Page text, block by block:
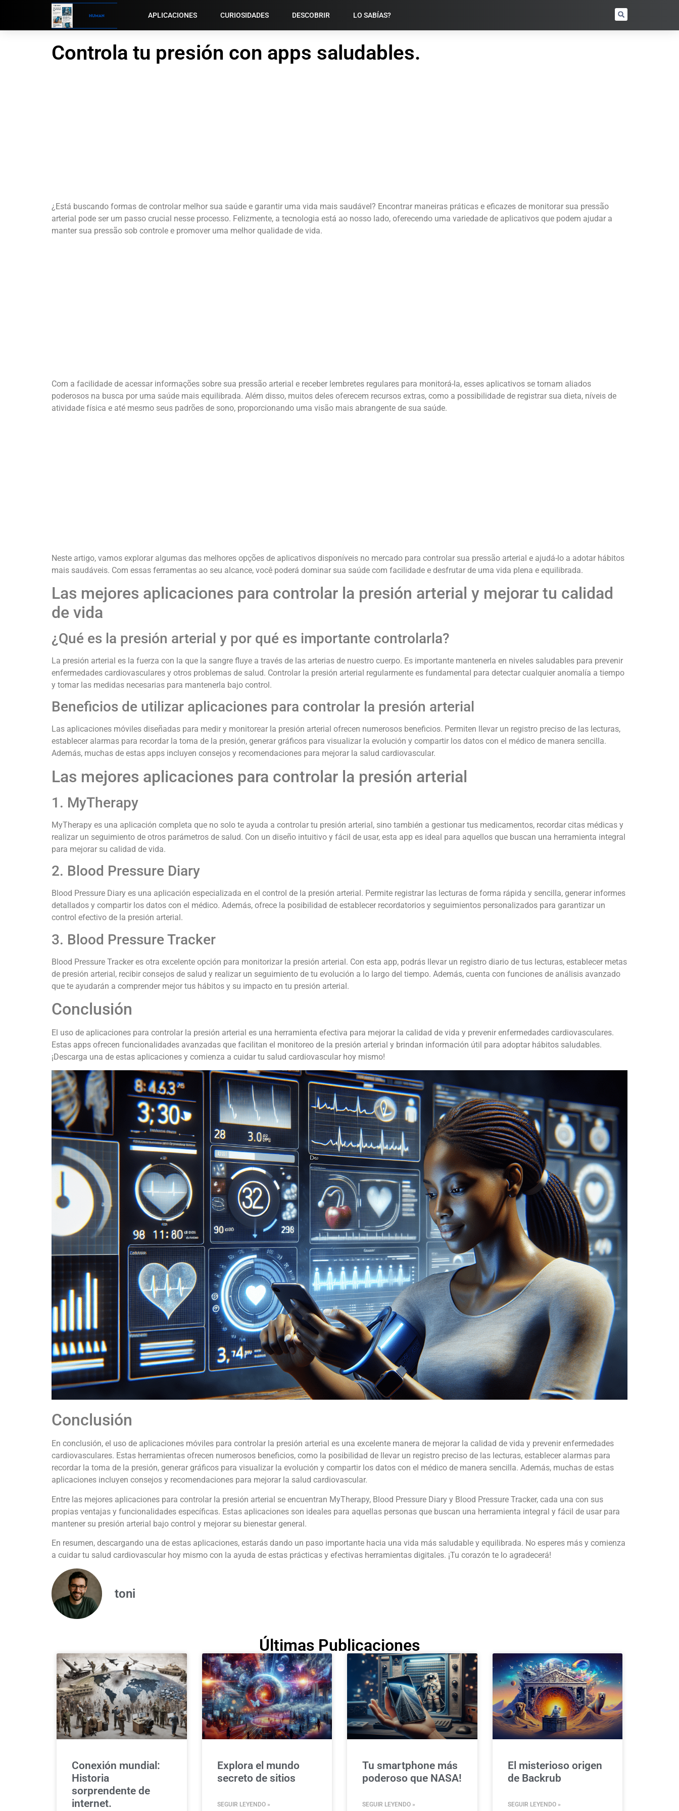
APLICACIONES CURIOSIDADES DESCOBRIR LO SABÍAS?
Controla tu presión con apps saludables.
¿Está buscando formas de controlar melhor sua saúde e garantir uma vida mais saudável? Encontrar maneiras práticas e eficazes de monitorar sua pressão
arterial pode ser um passo crucial nesse processo. Felizmente, a tecnologia está ao nosso lado, oferecendo uma variedade de aplicativos que podem ajudar a
manter sua pressão sob controle e promover uma melhor qualidade de vida.
Com a facilidade de acessar informações sobre sua pressão arterial e receber lembretes regulares para monitorá-la, esses aplicativos se tornam aliados
poderosos na busca por uma saúde mais equilibrada. Além disso, muitos deles oferecem recursos extras, como a possibilidade de registrar sua dieta, níveis de
atividade física e até mesmo seus padrões de sono, proporcionando uma visão mais abrangente de sua saúde.
Neste artigo, vamos explorar algumas das melhores opções de aplicativos disponíveis no mercado para controlar sua pressão arterial e ajudá-lo a adotar hábitos
mais saudáveis. Com essas ferramentas ao seu alcance, você poderá dominar sua saúde com facilidade e desfrutar de uma vida plena e equilibrada.
Las mejores aplicaciones para controlar la presión arterial y mejorar tu calidad
de vida
¿Qué es la presión arterial y por qué es importante controlarla?
La presión arterial es la fuerza con la que la sangre fluye a través de las arterias de nuestro cuerpo. Es importante mantenerla en niveles saludables para prevenir
enfermedades cardiovasculares y otros problemas de salud. Controlar la presión arterial regularmente es fundamental para detectar cualquier anomalía a tiempo
y tomar las medidas necesarias para mantenerla bajo control.
Beneficios de utilizar aplicaciones para controlar la presión arterial
Las aplicaciones móviles diseñadas para medir y monitorear la presión arterial ofrecen numerosos beneficios. Permiten llevar un registro preciso de las lecturas,
establecer alarmas para recordar la toma de la presión, generar gráficos para visualizar la evolución y compartir los datos con el médico de manera sencilla.
Además, muchas de estas apps incluyen consejos y recomendaciones para mejorar la salud cardiovascular.
Las mejores aplicaciones para controlar la presión arterial
1. MyTherapy
MyTherapy es una aplicación completa que no solo te ayuda a controlar tu presión arterial, sino también a gestionar tus medicamentos, recordar citas médicas y
realizar un seguimiento de otros parámetros de salud. Con un diseño intuitivo y fácil de usar, esta app es ideal para aquellos que buscan una herramienta integral
para mejorar su calidad de vida.
2. Blood Pressure Diary
Blood Pressure Diary es una aplicación especializada en el control de la presión arterial. Permite registrar las lecturas de forma rápida y sencilla, generar informes
detallados y compartir los datos con el médico. Además, ofrece la posibilidad de establecer recordatorios y seguimientos personalizados para garantizar un
control efectivo de la presión arterial.
3. Blood Pressure Tracker
Blood Pressure Tracker es otra excelente opción para monitorizar la presión arterial. Con esta app, podrás llevar un registro diario de tus lecturas, establecer metas
de presión arterial, recibir consejos de salud y realizar un seguimiento de tu evolución a lo largo del tiempo. Además, cuenta con funciones de análisis avanzado
que te ayudarán a comprender mejor tus hábitos y su impacto en tu presión arterial.
Conclusión
El uso de aplicaciones para controlar la presión arterial es una herramienta efectiva para mejorar la calidad de vida y prevenir enfermedades cardiovasculares.
Estas apps ofrecen funcionalidades avanzadas que facilitan el monitoreo de la presión arterial y brindan información útil para adoptar hábitos saludables.
¡Descarga una de estas aplicaciones y comienza a cuidar tu salud cardiovascular hoy mismo!
Conclusión
En conclusión, el uso de aplicaciones móviles para controlar la presión arterial es una excelente manera de mejorar la calidad de vida y prevenir enfermedades
cardiovasculares. Estas herramientas ofrecen numerosos beneficios, como la posibilidad de llevar un registro preciso de las lecturas, establecer alarmas para
recordar la toma de la presión, generar gráficos para visualizar la evolución y compartir los datos con el médico de manera sencilla. Además, muchas de estas
aplicaciones incluyen consejos y recomendaciones para mejorar la salud cardiovascular.
Entre las mejores aplicaciones para controlar la presión arterial se encuentran MyTherapy, Blood Pressure Diary y Blood Pressure Tracker, cada una con sus
propias ventajas y funcionalidades específicas. Estas aplicaciones son ideales para aquellas personas que buscan una herramienta integral y fácil de usar para
mantener su presión arterial bajo control y mejorar su bienestar general.
En resumen, descargando una de estas aplicaciones, estarás dando un paso importante hacia una vida más saludable y equilibrada. No esperes más y comienza
a cuidar tu salud cardiovascular hoy mismo con la ayuda de estas prácticas y efectivas herramientas digitales. ¡Tu corazón te lo agradecerá!
toni
Últimas Publicaciones
Conexión mundial:
Historia
sorprendente de
internet.
Explora el mundo
secreto de sitios
SEGUIR LEYENDO »
Tu smartphone más
poderoso que NASA!
SEGUIR LEYENDO »
El misterioso origen
de Backrub
SEGUIR LEYENDO »